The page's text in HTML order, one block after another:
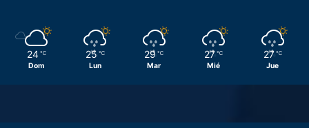
24 ℃
Dom
25 ℃
Lun
29 ℃
Mar
27 ℃
Mié
27 ℃
Jue